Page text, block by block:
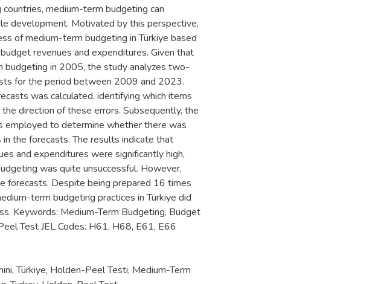
medium-term budgeting can
development. Motivated by this perspective,
of medium-term budgeting in Türkiye based
revenues and expenditures. Given that
budgeting in 2005, the study analyzes two-
for the period between 2009 and 2023.
was calculated, identifying which items
direction of these errors. Subsequently, the
to determine whether there was
the forecasts. The results indicate that
and expenditures were significantly high,
was quite unsuccessful. However,
forecasts. Despite being prepared 16 times
term budgeting practices in Türkiye did
Keywords: Medium-Term Budgeting, Budget
Test JEL Codes: H61, H68, E61, E66
,Türkiye, Holden-Peel Testi, Medium-Term